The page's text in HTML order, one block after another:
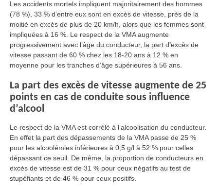
Les accidents mortels impliquent majoritairement des hommes
(78 %), 33 % d’entre eux sont en excès de vitesse, près de la
moitié en excès de plus de 20 km/h, alors que les femmes sont
impliquées à 16 %. Le respect de la VMA augmente
progressivement avec l’âge du conducteur, la part d’excès de
vitesse passant de 60 % chez les 18-20 ans à 12 % en
moyenne pour les tranches d’âge supérieures à 56 ans.
La part des excès de vitesse augmente de 25
points en cas de conduite sous influence
d’alcool
Le respect de la VMA est corrélé à l’alcoolisation du conducteur.
En effet la part des dépassements de la VMA passe de 25 %
pour les alcoolémies inférieures à 0,5 g/l à 52 % pour celles
dépassant ce seuil. De même, la proportion de conducteurs en
excès de vitesse est de 31 % pour ceux négatifs au test de
stupéfiants et de 46 % pour ceux positifs.